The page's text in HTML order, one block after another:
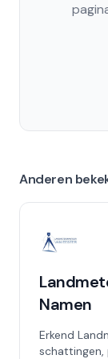
Anderen
Namen
Erkend
schattingen,